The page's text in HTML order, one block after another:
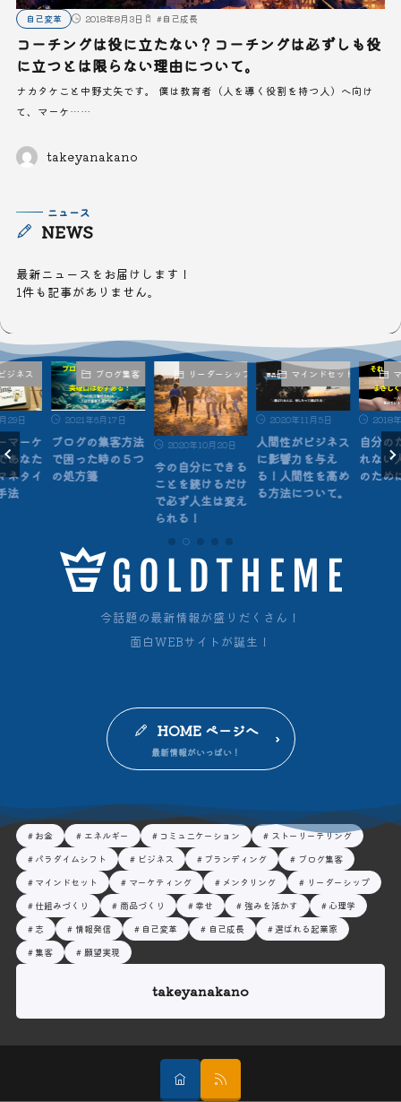
自己変革 2018年8月3日 #自己成長
コーチングは役に立たない？コーチングは必ずしも役
に立つとは限らない理由について。
ナカタケこと中野丈矢です。 僕は教育者（人を導く役割を持つ人）へ向け
て、マーケ……
takeyanakano
NEWS
ニュース
最新ニュースをお届けします！
1件も記事がありません。
ジネス
29日
マーケ
あなた
ネタイ
法
ブログ集客
2021年6月17日
ブログの集客方法
で困った時の５つ
の処方箋
リーダーシップ
2020年10月20日
今の自分にできる
ことを続けるだけ
で必ず人生は変え
られる！
マインドセット
2020年11月5日
人間性がビジネス
に影響力を与え
る！人間性を高め
る方法について。
2018
自分の
れない
のため
今話題の最新情報が盛りだくさん！
面白WEBサイトが誕生！
HOME ページへ
お金 エネルギー コミュニケーション
ストーリーテリング
パラダイムシフト
ビジネス ブランディング
ブログ集客
マインドセット
マーケティング メンタリング
リーダーシップ
仕組みづくり
商品づくり 幸せ 強みを活かす
心理学
志
情報発信 自己変革 自己成長
選ばれる起業家
集客
願望実現
takeyanakano